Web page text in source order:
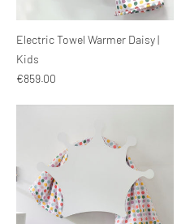
Electric Towel Warmer Daisy |
Kids
€859.00